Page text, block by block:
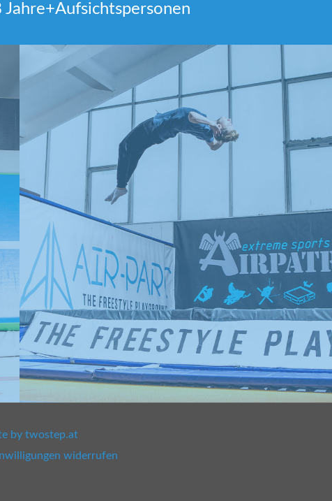
Jahre+Aufsichtspersonen
by twostep.at
widerrufen